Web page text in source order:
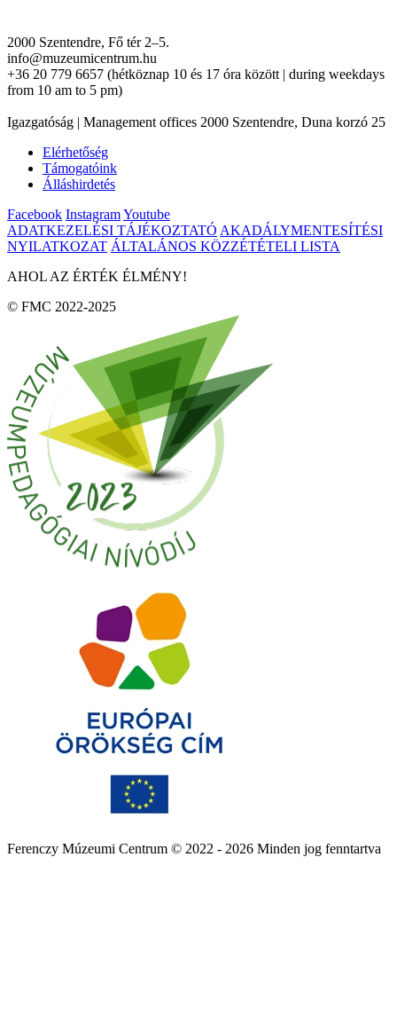
2000 Szentendre, Fő tér 2–5.
info@muzeumicentrum.hu
+36 20 779 6657 (hétköznap 10 és 17 óra között | during weekdays
from 10 am to 5 pm)
Igazgatóság | Management offices 2000 Szentendre, Duna korzó 25
Elérhetőség
Támogatóink
Álláshirdetés
Facebook InstagramYoutube
ADATKEZELÉSI TÁJÉKOZTATÓ AKADÁLYMENTESÍTÉSI
NYILATKOZAT ÁLTALÁNOS KÖZZÉTÉTELI LISTA
AHOL AZ ÉRTÉK ÉLMÉNY!
© FMC 2022-2025
Ferenczy Múzeumi Centrum © 2022 - 2026 Minden jog fenntartva